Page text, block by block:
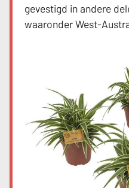
gevestigd in andere
waaronder West-